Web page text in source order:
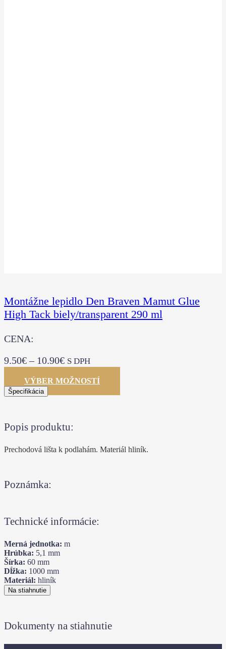
Montážne lepidlo Den Braven Mamut Glue
High Tack biely/transparent 290 ml
CENA:
9.50€– 10.90€ S DPH
VÝBER MOŽNOSTÍ
Špecifikácia
Popis produktu:
Prechodová lišta k podlahám. Materiál hliník.
Poznámka:
Technické informácie:
Merná jednotka: m
Hrúbka: 5,1 mm
Šírka: 60 mm
Dĺžka: 1000 mm
Materiál: hliník
Na stiahnutie
Dokumenty na stiahnutie